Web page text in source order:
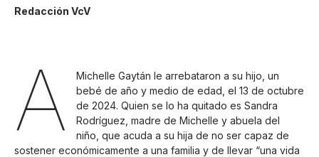
Redacción VcV
A
Michelle Gaytán le arrebataron a su hijo, un
bebé de año y medio de edad, el 13 de octubre
de 2024. Quien se lo ha quitado es Sandra
Rodríguez, madre de Michelle y abuela del
niño, que acuda a su hija de no ser capaz de
sostener económicamente a una familia y de llevar “una vida